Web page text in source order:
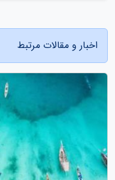
اخبار و مقالات مرتبط